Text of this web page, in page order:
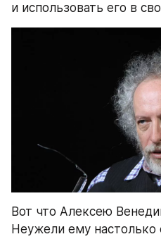
и использовать его в
Вот что Алексею
Неужели ему настолько